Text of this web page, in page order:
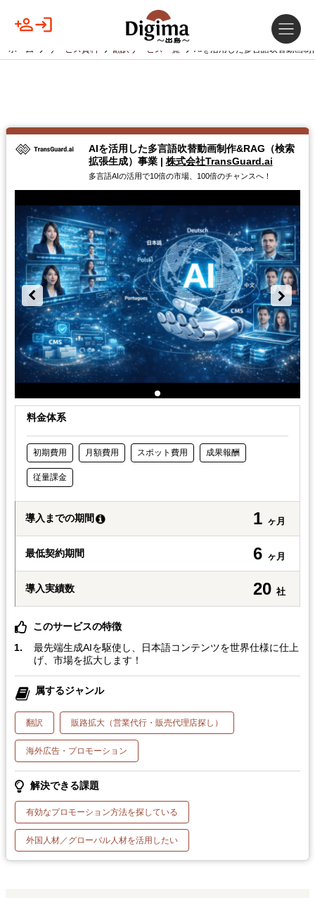
ホーム サービス資料 翻訳サービス一覧 AIを活用した多言語吹替動画
AIを活用した多言語吹替動画制作&RAG（検索
拡張生成）事業 | 株式会社TransGuard.ai
多言語AIの活用で10倍の市場、100倍のチャンスへ！
料金体系
初期費用 月額費用 スポット費用 成果報酬
従量課金
導入までの期間 1 ヶ月
最低契約期間 6 ヶ月
導入実績数 20 社
このサービスの特徴
最先端生成AIを駆使し、日本語コンテンツを世界仕様に仕上
げ、市場を拡大します！
属するジャンル
翻訳 販路拡大（営業代行・販売代理店探し）
海外広告・プロモーション
解決できる課題
有効なプロモーション方法を探している
外国人材／グローバル人材を活用したい